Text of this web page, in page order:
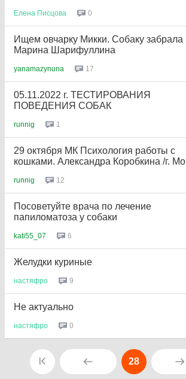
Елена Писцова 0
Ищем овчарку Микки. Собаку забрала
Марина Шарифуллина
yanamazynuna 17
05.11.2022 г. ТЕСТИРОВАНИЯ
ПОВЕДЕНИЯ СОБАК
runnig 1
29 октября МК Психология работы с
кошками. Александра Коробкина /г. Мо
runnig 12
Посоветуйте врача по лечение
папиломатоза у собаки
kati55_07 6
Желудки куриные
настяфро 9
Не актуально
настяфро 0
28